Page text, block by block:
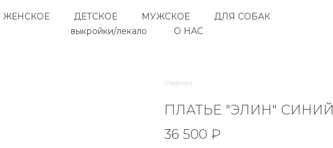
ЖЕНСКОЕ ДЕТСКОЕ МУЖСКОЕ
ДЛЯ СОБАК
выкройки/лекало
О НАС
главная
ПЛАТЬЕ "ЭЛИН" СИНИЙ
36 500 ₽